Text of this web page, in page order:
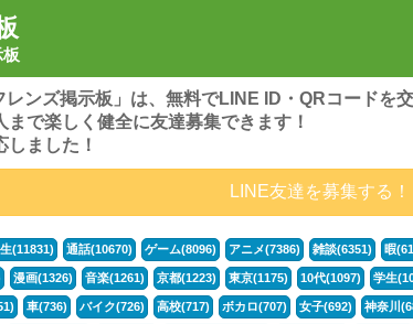
ンズ掲示板」は、無料でLINE ID・QRコードを
で楽しく健全に友達募集できます！
ました！
LINE友達を募集する！
(11831) 通話(10670) ゲーム(8096) アニメ(7386) 雑談(6351) 暇
漫画(1326) 音楽(1261) 京都(1223) 東京(1175) 10代(1097) 学生
車(736) バイク(726) 高校(717) ボカロ(707) 女子(692) 神奈川